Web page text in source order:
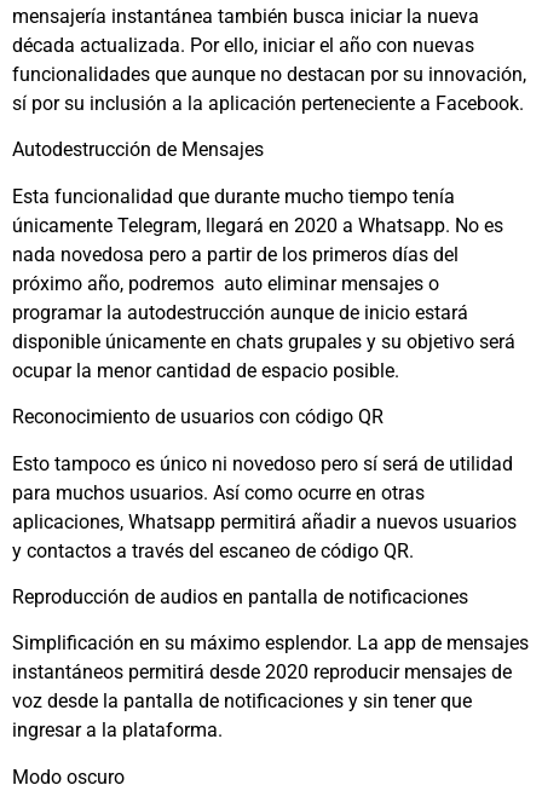
mensajería instantánea también busca iniciar la nueva
década actualizada. Por ello, iniciar el año con nuevas
funcionalidades que aunque no destacan por su innovación,
sí por su inclusión a la aplicación perteneciente a Facebook.
Autodestrucción de Mensajes
Esta funcionalidad que durante mucho tiempo tenía
únicamente Telegram, llegará en 2020 a Whatsapp. No es
nada novedosa pero a partir de los primeros días del
próximo año, podremos auto eliminar mensajes o
programar la autodestrucción aunque de inicio estará
disponible únicamente en chats grupales y su objetivo será
ocupar la menor cantidad de espacio posible.
Reconocimiento de usuarios con código QR
Esto tampoco es único ni novedoso pero sí será de utilidad
para muchos usuarios. Así como ocurre en otras
aplicaciones, Whatsapp permitirá añadir a nuevos usuarios
y contactos a través del escaneo de código QR.
Reproducción de audios en pantalla de notificaciones
Simplificación en su máximo esplendor. La app de mensajes
instantáneos permitirá desde 2020 reproducir mensajes de
voz desde la pantalla de notificaciones y sin tener que
ingresar a la plataforma.
Modo oscuro